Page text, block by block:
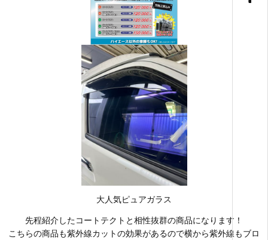
大人気ピュアガラス
先程紹介したコートテクトと相性抜群の商品になります！
こちらの商品も紫外線カットの効果があるので横から紫外線もブロ